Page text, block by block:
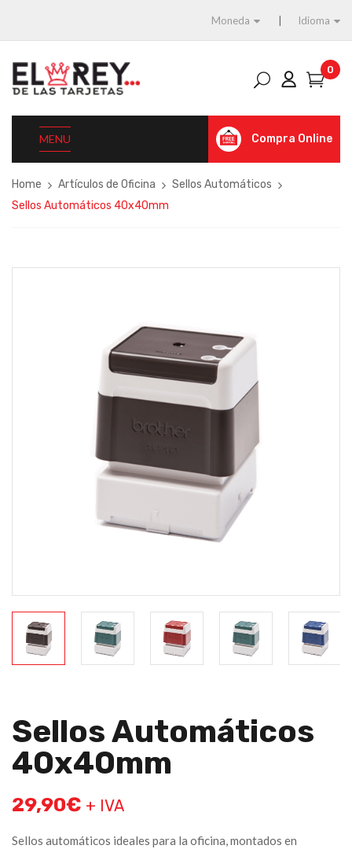
Moneda Idioma
0
MENU Compra Online
Home Artículos de Oficina
Sellos Automáticos
Sellos Automáticos 40x40mm
Sellos Automáticos
40x40mm
29,90€ + IVA
Sellos automáticos ideales para la oficina, montados en